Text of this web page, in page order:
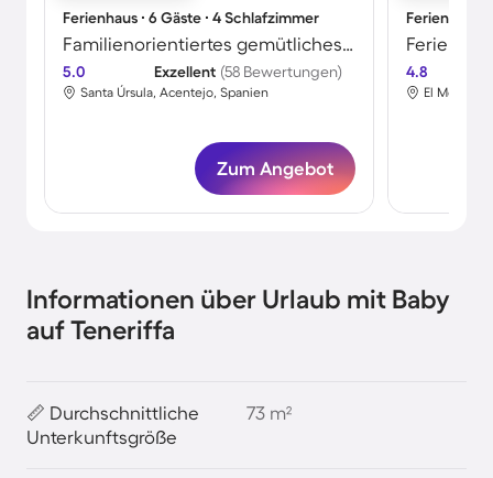
Ferienhaus ∙ 6 Gäste ∙ 4 Schlafzimmer
Familienorientiertes gemütliches Ferienhaus mit privatem Pool, Terrasse und Grill | Bergblick | Neben dem Strand | Perfekt für die Arbeit von Zuhause
5.0 Exzellent (58 Bewertungen)
Santa Úrsula, Acentejo, Spanien
Zum Angebot
Ferienhaus
4.8
El
Informationen über Urlaub mit Baby
auf Teneriffa
📏 Durchschnittliche
Unterkunftsgröße
73 m²